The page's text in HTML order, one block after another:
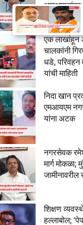
आस्थापनांवर
एक लाखांहून
चालकांनी
धडे, परिवहन
यांची माहिती
निदा खान
एमआयएम
यांना अटक
नगरसेवक
मार्ग मोकळा;
जामीनावरील
शिक्षण
हल्लाबोल;